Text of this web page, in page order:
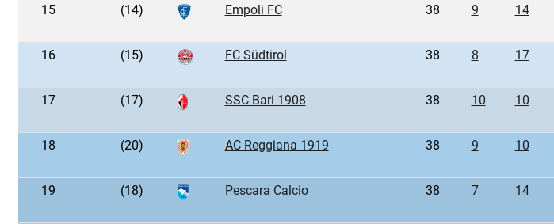
15 (14) Empoli FC 38 9 14
16 (15) FC Südtirol 38 8 17
17 (17) SSC Bari 1908 38 10 10
18 (20) AC Reggiana 1919 38 9 10
19 (18) Pescara Calcio 38 7 14